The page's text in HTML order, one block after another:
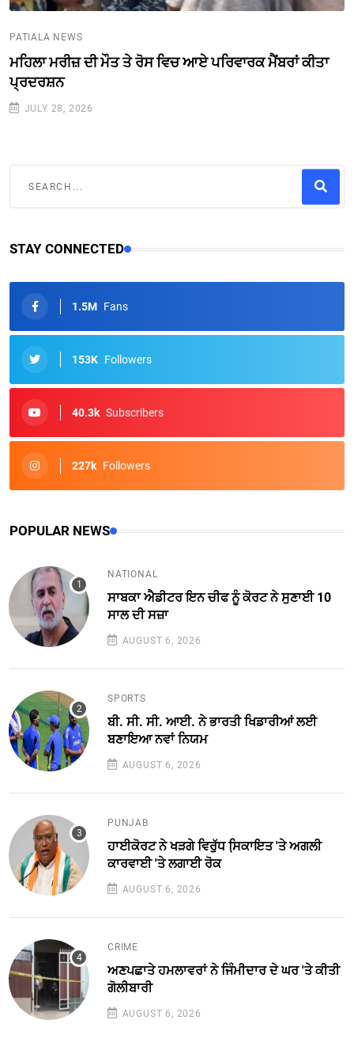
PATIALA NEWS
ਮਹਿਲਾ ਮਰੀਜ਼ ਦੀ ਮੌਤ ਤੇ ਰੋਸ ਵਿਚ ਆਏ ਪਰਿਵਾਰਕ ਮੈਂਬਰਾਂ ਕੀਤਾ
ਪ੍ਰਦਰਸ਼ਨ
JULY 28, 2026
STAY CONNECTED
1.5M Fans
153K Followers
40.3k Subscribers
227k Followers
POPULAR NEWS
NATIONAL
ਸਾਬਕਾ ਐਡੀਟਰ ਇਨ ਚੀਫ ਨੂੰ ਕੋਰਟ ਨੇ ਸੁਣਾਈ 10
ਸਾਲ ਦੀ ਸਜ਼ਾ
AUGUST 6, 2026
SPORTS
ਬੀ. ਸੀ. ਸੀ. ਆਈ. ਨੇ ਭਾਰਤੀ ਖਿਡਾਰੀਆਂ ਲਈ
ਬਣਾਇਆ ਨਵਾਂ ਨਿਯਮ
AUGUST 6, 2026
PUNJAB
ਹਾਈਕੋਰਟ ਨੇ ਖੜਗੇ ਵਿਰੁੱਧ ਸਿ਼ਕਾਇਤ 'ਤੇ ਅਗਲੀ
ਕਾਰਵਾਈ 'ਤੇ ਲਗਾਈ ਰੋਕ
AUGUST 6, 2026
CRIME
ਅਣਪਛਾਤੇ ਹਮਲਾਵਰਾਂ ਨੇ ਜਿੰਮੀਦਾਰ ਦੇ ਘਰ 'ਤੇ ਕੀਤੀ
ਗੋਲੀਬਾਰੀ
AUGUST 6, 2026